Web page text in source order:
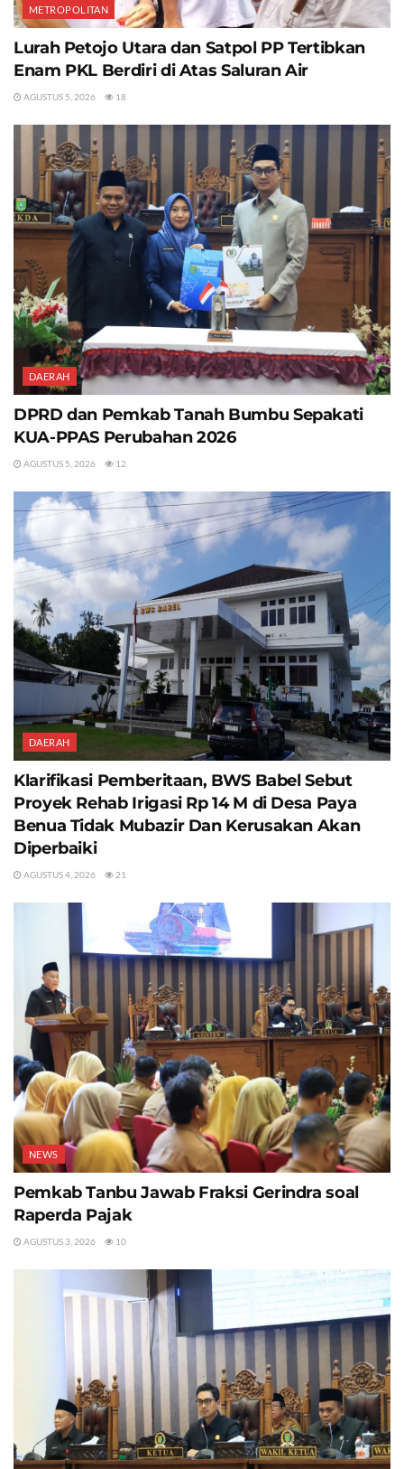
METROPOLITAN
Lurah Petojo Utara dan Satpol PP Tertibkan
Enam PKL Berdiri di Atas Saluran Air
AGUSTUS 5, 2026 18
DAERAH
DPRD dan Pemkab Tanah Bumbu Sepakati
KUA-PPAS Perubahan 2026
AGUSTUS 5, 2026 12
DAERAH
Klarifikasi Pemberitaan, BWS Babel Sebut
Proyek Rehab Irigasi Rp 14 M di Desa Paya
Benua Tidak Mubazir Dan Kerusakan Akan
Diperbaiki
AGUSTUS 4, 2026 21
NEWS
Pemkab Tanbu Jawab Fraksi Gerindra soal
Raperda Pajak
AGUSTUS 3, 2026 10